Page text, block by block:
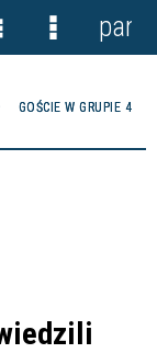
GOŚCIE W GRUPIE 4
Menu
panel